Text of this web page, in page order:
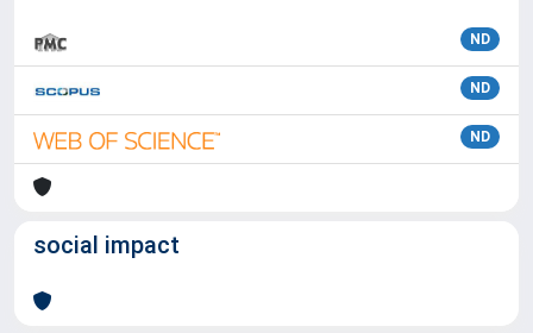
ND
ND
ND
social impact